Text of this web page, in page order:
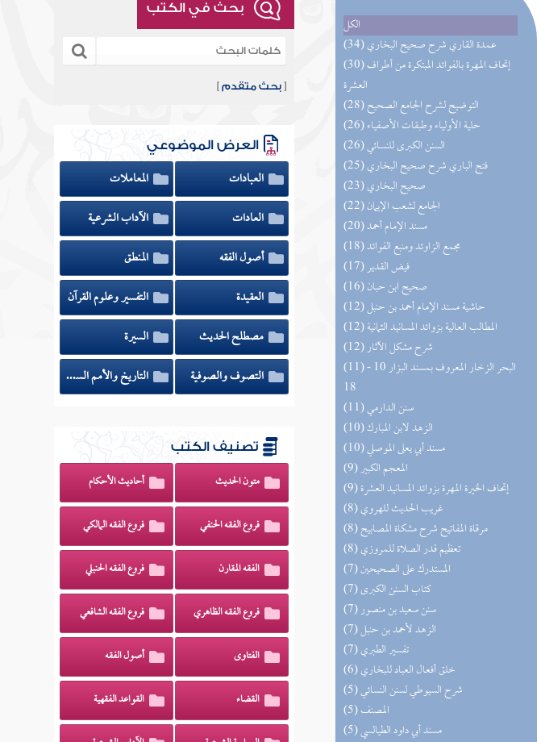
الكل
(34) عمدة القاري شرح صحيح البخاري
(30) إتحاف المهرة بالفوائد المبتكرة من أطراف
العشرة
(28) التوضيح لشرح الجامع الصحيح
(26) حلية الأولياء وطبقات الأصفياء
(26) السنن الكبرى للنسائي
(25) فتح الباري شرح صحيح البخاري
(23) صحيح البخاري
(22) الجامع لشعب الإيمان
(20) مسند الإمام أحمد
(18) مجمع الزاوئد ومنبع الفوائد
(17) فيض القدير
(16) صحيح ابن حبان
(12) حاشية مسند الإمام أحمد بن حنبل
(12) المطالب العالية بزوائد المسانيد الثمانية
(12) شرح مشكل الآثار
(11) البحر الزخار المعروف بمسند البزار 10 -
18
(11) سنن الدارمي
(10) الزهد لابن المبارك
(10) مسند أبي يعلى الموصلي
(9) المعجم الكبير
(9) إتحاف الخيرة المهرة بزوائد المسانيد العشرة
(8) غريب الحديث للهروي
(8) مرقاة المفاتيح شرح مشكاة المصابيح
(8) تعظيم قدر الصلاة للمروزي
(7) المستدرك على الصحيحين
(7) كتاب السنن الكبرى
(7) سنن سعيد بن منصور
(7) الزهد لأحمد بن حنبل
(7) تفسير الطبري
(6) خلق أفعال العباد للبخاري
(5) شرح السيوطي لسنن النسائي
(5) المصنف
(5) مسند أبي داود الطيالسي
بحث في الكتب
[بحث متقدم ]
العرض الموضوعي
العبادات
المعاملات
العادات
الآداب الشرعية
أصول الفقه
المنطق
العقيدة
التفسير وعلوم القرآن
مصطلح الحديث
السيرة
التصوف والصوفية
التاريخ والأمم السابقة
تصنيف الكتب
متون الحديث أحاديث الأحكام
فروع الفقه الحنفي فروع الفقه المالكي
الفقه المقارن فروع الفقه الحنبلي
فروع الفقه الظاهري فروع الفقه الشافعي
الفتاوى أصول الفقه
القضاء القواعد الفقهية